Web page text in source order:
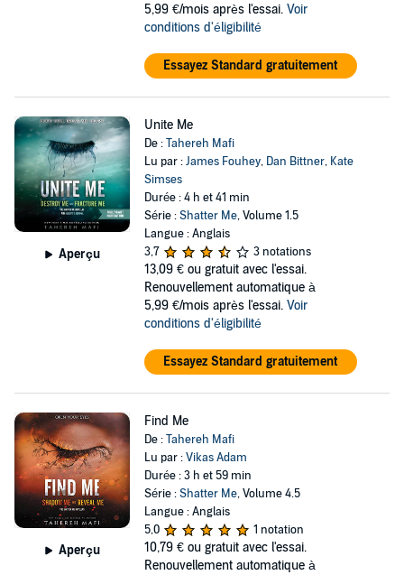
5,99 €/mois après l'essai. Voir
conditions d'éligibilité
Essayez Standard gratuitement
Aperçu
Unite Me
De :Tahereh Mafi
Lu par :James Fouhey, Dan Bittner, Kate
Simses
Durée : 4 h et 41 min
Série :Shatter Me, Volume 1.5
Langue : Anglais
3,7
3 notations
13,09 € ou gratuit avec l'essai.
Renouvellement automatique à
5,99 €/mois après l'essai. Voir
conditions d'éligibilité
Essayez Standard gratuitement
Aperçu
Find Me
De :Tahereh Mafi
Lu par :Vikas Adam
Durée : 3 h et 59 min
Série :Shatter Me, Volume 4.5
Langue : Anglais
5,0
1 notation
10,79 € ou gratuit avec l'essai.
Renouvellement automatique à